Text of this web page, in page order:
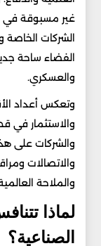
غير مسبوقة في
الشركات
الفضاء ساحة
والعسكري.
وتعكس أعداد
والاستثمار في
والشركات على
والاتصالات
والملاحة
لماذا
الصناعية؟